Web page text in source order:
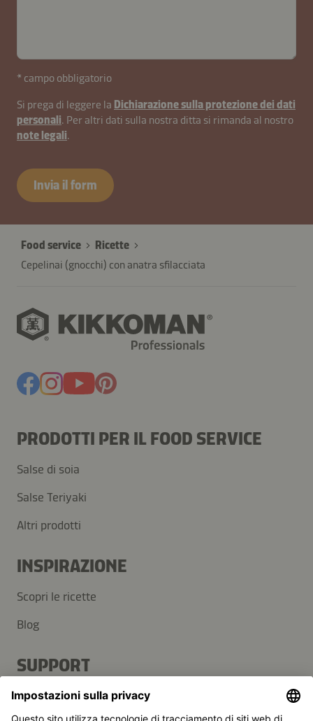
* campo obbligatorio
Si prega di leggere la Dichiarazione sulla protezione dei dati
personali. Per altri dati sulla nostra ditta si rimanda al nostro
note legali.
Invia il form
Food service
Ricette
Cepelinai (gnocchi) con anatra sfilacciata
PRODOTTI PER IL FOOD SERVICE
Salse di soia
Salse Teriyaki
Altri prodotti
INSPIRAZIONE
Scopri le ricette
Blog
SUPPORT
Contatti